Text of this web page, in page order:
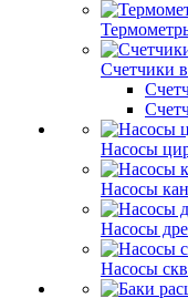
Счетчики
Насосы
Насосы
Насосы
Насосы